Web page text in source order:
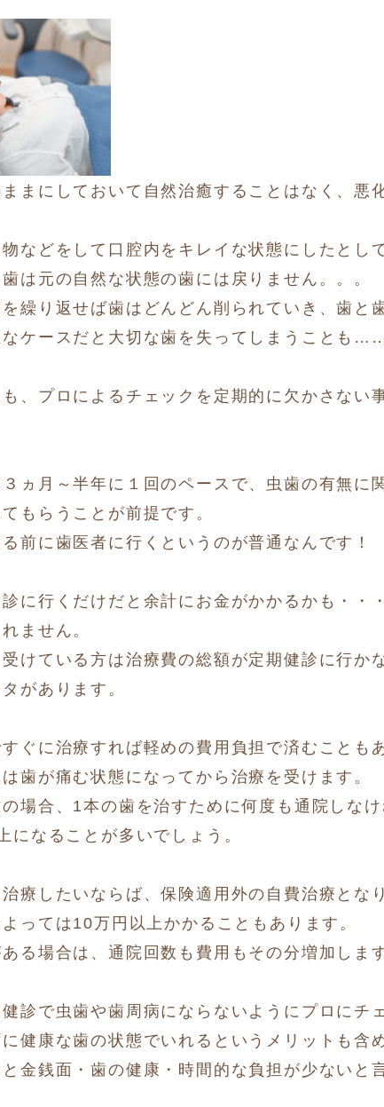
まにしておいて自然治癒することはなく、悪
などをして口腔内をキレイな状態にしたとし
は元の自然な状態の歯には戻りません。。。
繰り返せば歯はどんどん削られていき、歯と
ケースだと大切な歯を失ってしまうことも……
、プロによるチェックを定期的に欠かさない
ヵ月～半年に１回のペースで、虫歯の有無に
もらうことが前提です。
前に歯医者に行くというのが普通なんです！
に行くだけだと余計にお金がかかるかも・・
ません。
けている方は治療費の総額が定期健診に行か
があります。
ぐに治療すれば軽めの費用負担で済むことも
歯が痛む状態になってから治療を受けます。
場合、1本の歯を治すために何度も通院しなけ
になることが多いでしょう。
療したいならば、保険適用外の自費治療とな
っては10万円以上かかることもあります。
る場合は、通院回数も費用もその分増加します
診で虫歯や歯周病にならないようにプロにチ
健康な歯の状態でいれるというメリットも含
金銭面・歯の健康・時間的な負担が少ないと